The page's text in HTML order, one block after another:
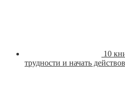
10
трудности и начать